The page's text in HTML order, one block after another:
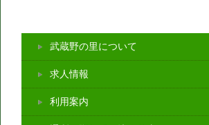
武蔵野の里について
求人情報
利用案内